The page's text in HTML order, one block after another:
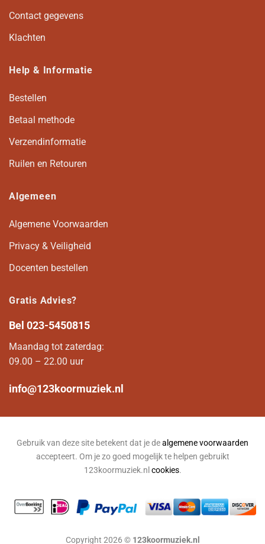
Contact gegevens
Klachten
Help & Informatie
Bestellen
Betaal methode
Verzendinformatie
Ruilen en Retouren
Algemeen
Algemene Voorwaarden
Privacy & Veiligheid
Docenten bestellen
Gratis Advies?
Bel 023-5450815
Maandag tot zaterdag:
09.00 – 22.00 uur
info@123koormuziek.nl
Gebruik van deze site betekent dat je dealgemene voorwaarden
accepteert. Om je zo goed mogelijk te helpen gebruikt
123koormuziek.nl cookies.
Copyright 2026 © 123koormuziek.nl